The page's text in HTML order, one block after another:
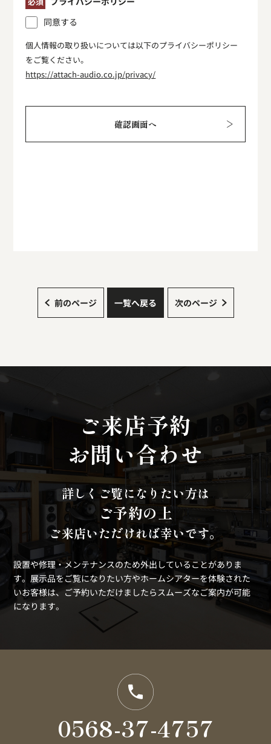
同意する
個人情報の取り扱いについては以下のプライバシーポリシー
をご覧ください。
https://attach-audio.co.jp/privacy/
前のページ 一覧へ戻る 次のページ
ご来店予約
お問い合わせ
詳しくご覧になりたい方は
ご予約の上
ご来店いただければ幸いです。
設置や修理・メンテナンスのため外出していることがありま
す。 展示品をご覧になりたい方やホームシアターを体験された
いお客様は、ご予約いただけましたらスムーズなご案内が可能
になります。
0568-37-4757